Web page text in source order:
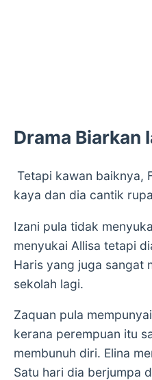
Drama Biarkan
Tetapi kawan baiknya,
kaya dan dia cantik
Izani pula tidak
menyukai Allisa tetapi
Haris yang juga sangat
sekolah lagi.
Zaquan pula
kerana perempuan itu
membunuh diri. Elina
Satu hari dia berjumpa